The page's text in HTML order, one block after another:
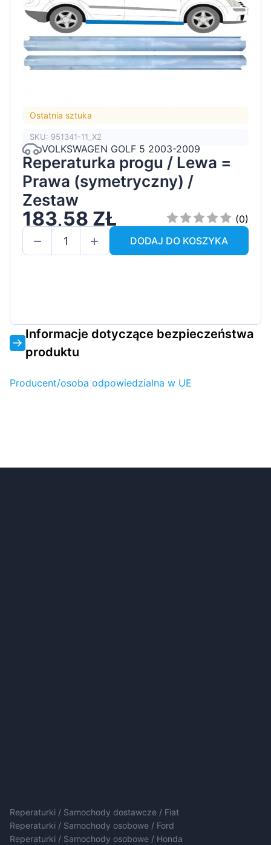
Ostatnia sztuka
SKU: 951341-11_X2
VOLKSWAGEN GOLF 5 2003-2009
Reperaturka progu / Lewa =
Prawa (symetryczny) /
Zestaw
183,58 ZŁ
(0)
DODAJ DO KOSZYKA
Informacje dotyczące bezpieczeństwa
produktu
Producent/osoba odpowiedzialna w UE
Reperaturki / Samochody dostawcze / Fiat
Reperaturki / Samochody osobowe / Ford
Reperaturki / Samochody osobowe / Honda